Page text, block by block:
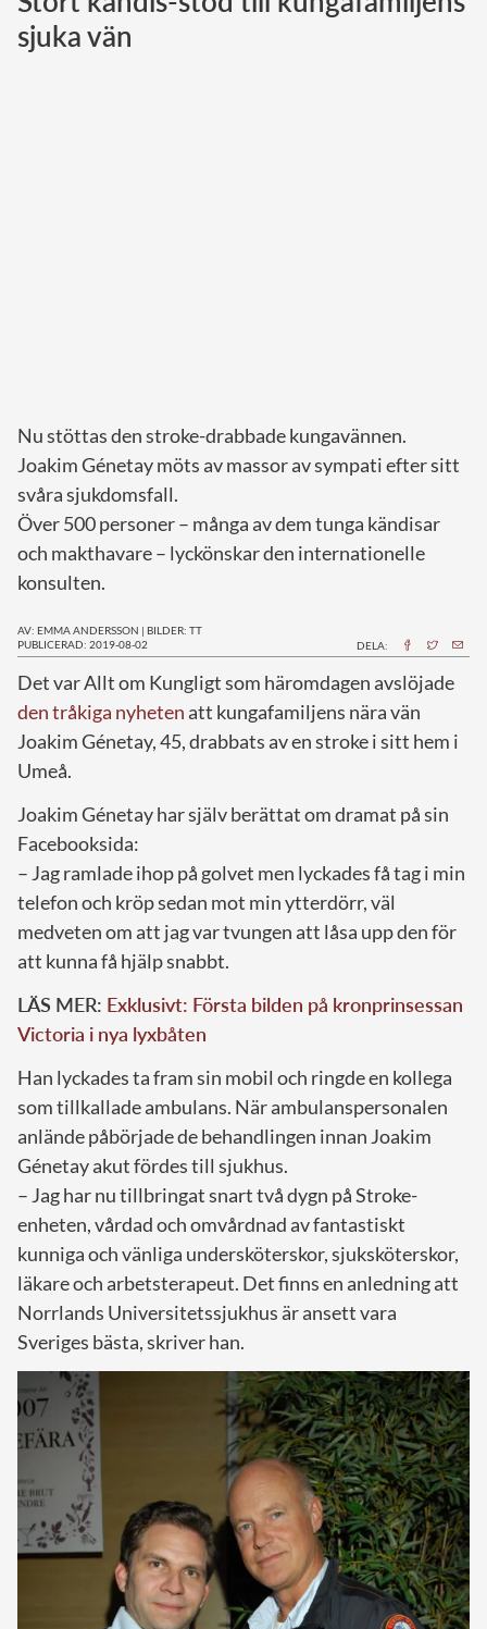
sjuka vän
Nu stöttas den stroke-drabbade kungavännen.
Joakim Génetay möts av massor av sympati efter sitt
svåra sjukdomsfall.
Över 500 personer – många av dem tunga kändisar
och makthavare – lyckönskar den internationelle
konsulten.
AV: EMMA ANDERSSON | BILDER: TT
PUBLICERAD: 2019-08-02
DELA:
Det var Allt om Kungligt som häromdagen avslöjade
den tråkiga nyheten att kungafamiljens nära vän
Joakim Génetay, 45, drabbats av en stroke i sitt hem i
Umeå.
Joakim Génetay har själv berättat om dramat på sin
Facebooksida:
– Jag ramlade ihop på golvet men lyckades få tag i min
telefon och kröp sedan mot min ytterdörr, väl
medveten om att jag var tvungen att låsa upp den för
att kunna få hjälp snabbt.
LÄS MER: Exklusivt: Första bilden på kronprinsessan
Victoria i nya lyxbåten
Han lyckades ta fram sin mobil och ringde en kollega
som tillkallade ambulans. När ambulanspersonalen
anlände påbörjade de behandlingen innan Joakim
Génetay akut fördes till sjukhus.
– Jag har nu tillbringat snart två dygn på Stroke-
enheten, vårdad och omvårdnad av fantastiskt
kunniga och vänliga undersköterskor, sjuksköterskor,
läkare och arbetsterapeut. Det finns en anledning att
Norrlands Universitetssjukhus är ansett vara
Sveriges bästa, skriver han.